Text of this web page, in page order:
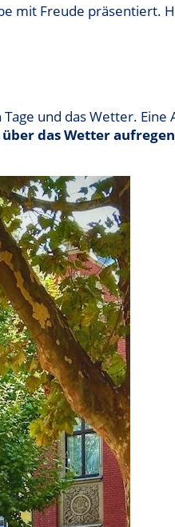
mit Freude präsentiert.
und das Wetter. Eine
das Wetter